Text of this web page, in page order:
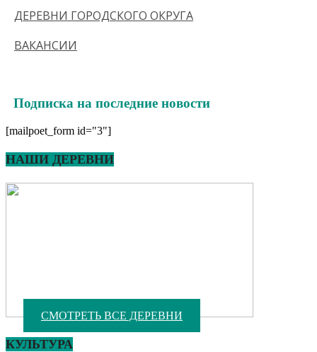
ДЕРЕВНИ ГОРОДСКОГО ОКРУГА
ВАКАНСИИ
Подписка на последние новости
[mailpoet_form id="3"]
НАШИ ДЕРЕВНИ
СМОТРЕТЬ ВСЕ ДЕРЕВНИ
КУЛЬТУРА